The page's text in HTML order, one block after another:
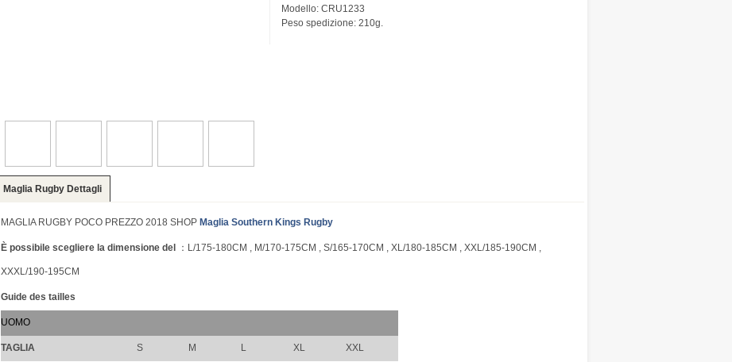
Modello: CRU1233
Peso spedizione: 210g.
Maglia Rugby Dettagli
MAGLIA RUGBY POCO PREZZO 2018 SHOP Maglia Southern Kings Rugby
È possibile scegliere la dimensione del ：L/175-180CM , M/170-175CM , S/165-170CM , XL/180-185CM , XXL/185-190CM ,
XXXL/190-195CM
Guide des tailles
UOMO
TAGLIA S M L XL XXL